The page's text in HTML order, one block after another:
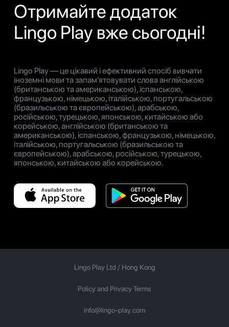
Отримайте додаток
Lingo Play вже сьогодні!
Lingo Play — це цікавий і ефективний спосіб вивчати
іноземні мови та запам’ятовувати слова англійською
(британською та американською), іспанською,
французькою, німецькою, італійською, португальською
(бразильською та європейською), арабською,
російською, турецькою, японською, китайською або
корейською, англійською (британською та
американською), іспанською, французькою, німецькою,
італійською, португальською (бразильською та
європейською), арабською, російською, турецькою,
японською, китайською або корейською.
Lingo Play Ltd / Hong Kong
Policy and Privacy Terms
info@lingo-play.com